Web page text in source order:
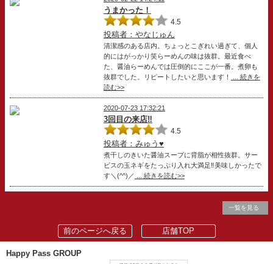
うまかった！
4.5
投稿者：やなじゅん
清潔感のある店内。ちょっとこぎれい過ぎて、個人
的にはがっかり笑らーめんの味は抜群。最近食べ
た、醤油らーめんでは圧倒的にここが一番。煮卵も
抜群でした。リピートしたいと思います！
... 続きを
読む>>
2020-07-23 17:32:21
3回目の来店‼️
4.5
投稿者：みゅう♥
煮干しのきいた醤油スープに背脂が相性抜群。サー
ビスの玉ネギをたっぷり入れ大満足‼️美味しかったで
す＼(^^)／
... 続きを読む>>
一覧を見る
前のページへ戻る 店舗TOP
Happy Pass GROUP